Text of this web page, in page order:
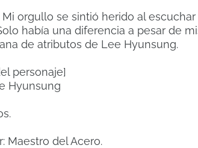
Mi orgullo se sintió herido al
había una diferencia a pesar de
de atributos de Lee Hyunsung.
personaje]
Hyunsung
Maestro del Acero.